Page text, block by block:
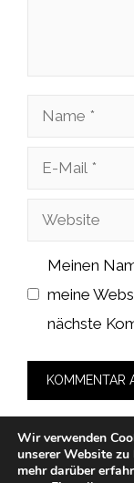
Name
Website
Meinen
meine
nächste
Wir verwenden
unserer Website zu
mehr darüber